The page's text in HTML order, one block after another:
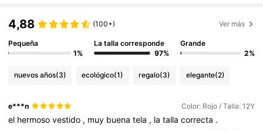
4,88 (100+) Ver más
Pequeña
1%
La talla corresponde
97%
Grande
2%
nuevos años(3) ecológico(1) regalo(3) elegante(2)
e***n Color: Rojo / Talla: 12Y
el hermosovestido , muy buenatela , latallacorrecta .